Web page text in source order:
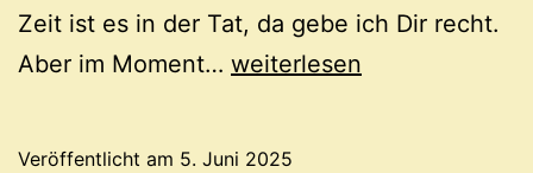
Zeit ist es in der Tat, da gebe ich Dir recht.
Aber im Moment… Endzeit-
weiterlesen
Veröffentlicht am 5. Juni 2025